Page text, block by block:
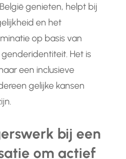
genieten, helpt bij
en het
op basis van
Het is
een inclusieve
gelijke kansen
bij een
om actief